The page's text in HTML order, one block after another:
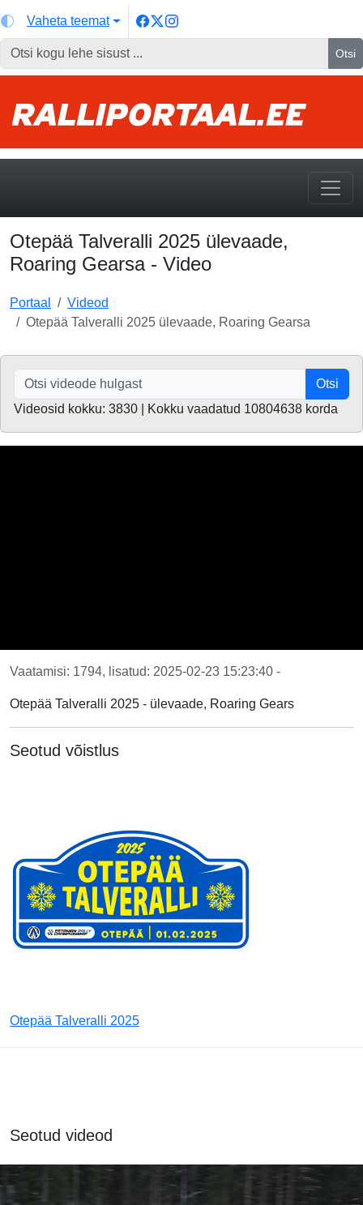
Vaheta teemat
Otsi
Otepää Talveralli 2025 ülevaade,
Roaring Gearsa - Video
Portaal
Videod
Otepää Talveralli 2025 ülevaade, Roaring Gearsa
Otsi
Videosid kokku: 3830 | Kokku vaadatud 10804638 korda
Vaatamisi: 1794, lisatud: 2025-02-23 15:23:40 -
Otepää Talveralli 2025 - ülevaade, Roaring Gears
Seotud võistlus
Otepää Talveralli 2025
Seotud videod